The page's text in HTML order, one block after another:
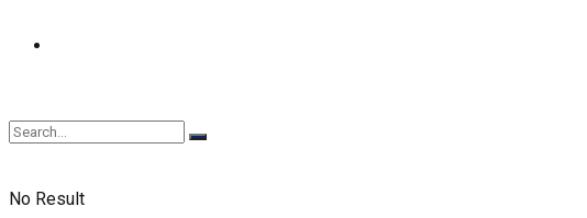
No Result